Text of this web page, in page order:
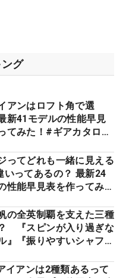
グ
アンはロフト角で選
41モデルの性能早見
てみた！#ギアカタログ
ってどれも一緒に見える
いってあるの？ 最新24
性能早見表を作ってみ
の全英制覇を支えた三種
『スピンが入り過ぎな
』『振りやすいシャフ
子プロセッティング
イアンは2種類あるって